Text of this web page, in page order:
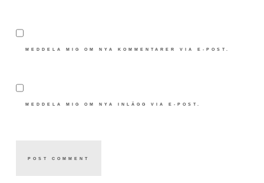
MEDDELA MIG OM NYA KOMMENTARER VIA E-POST.
MEDDELA MIG OM NYA INLÄGG VIA E-POST.